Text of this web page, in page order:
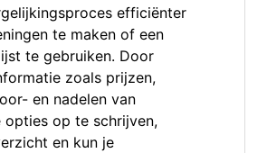
efficiënter
te maken of een
te gebruiken. Door
zoals prijzen,
en nadelen van
opties op te schrijven,
en kun je